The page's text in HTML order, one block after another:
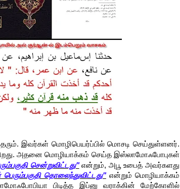
இவர்கள் மொழிபெயர்ப்பில் மொசடி செய்துள்ளனர்.
அதனை மொழியாக்கம் செய்த இஸ்லாமோஃபோபுகள்
சென்றுவிட்டது"என்றும், அபூ உபைத் அவர்களது
தொலைந்துவிட்டது"என்றும் மொழியாக்கம்
பிடித்த இப்னு வராக்கின் மேற்கோளில்